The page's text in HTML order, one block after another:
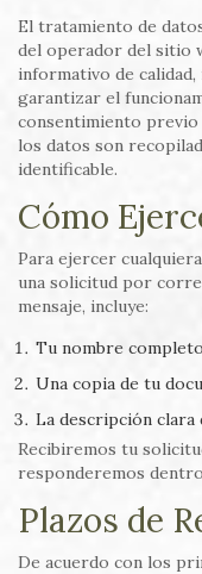
El tratamiento de
del operador del sitio
informativo de
garantizar el
consentimiento
los datos son
identificable.
Cómo
Para ejercer
una solicitud por
mensaje, incluye:
Tu nombre completo
Una copia de tu
La descripción clara
Recibiremos tu
responderemos
Plazos de
De acuerdo con los